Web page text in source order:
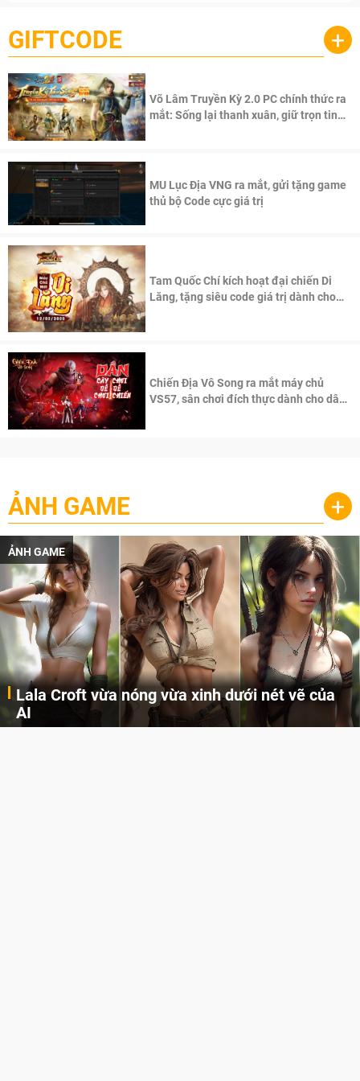
GIFTCODE +
Võ Lâm Truyền Kỳ 2.0 PC chính thức ra
mắt: Sống lại thanh xuân, giữ trọn tinh
MU Lục Địa VNG ra mắt, gửi tặng game
thủ bộ Code cực giá trị
Tam Quốc Chí kích hoạt đại chiến Di
Lăng, tặng siêu code giá trị dành cho
Chiến Địa Vô Song ra mắt máy chủ
VS57, sân chơi đích thực dành cho dân
ẢNH GAME +
ẢNH GAME
Lala Croft vừa nóng vừa xinh dưới nét vẽ của
AI